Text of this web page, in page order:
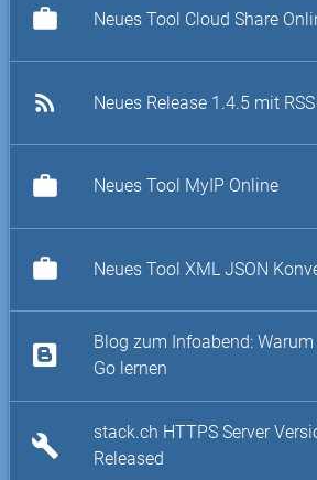
work Neues Tool Cloud Share
rss_feed Neues Release 1.4.5 mit
work Neues Tool MyIP Online
work Neues Tool XML JSON
Blog zum Infoabend:
Go lernen
build
stack.ch HTTPS Server
Released